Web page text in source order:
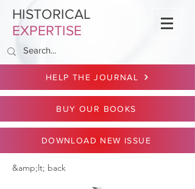
HISTORICAL
EXPERTISE
HELP THE JOURNAL
BUY OUR BOOKS
DOWNLOAD NEW ISSUE
&amp;lt; back